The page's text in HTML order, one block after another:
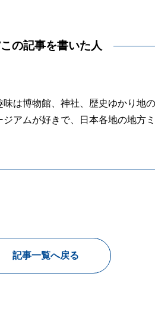
この記事を書いた人
は博物館、神社、歴史ゆかり地
アムが好きで、日本各地の地方
記事一覧へ戻る